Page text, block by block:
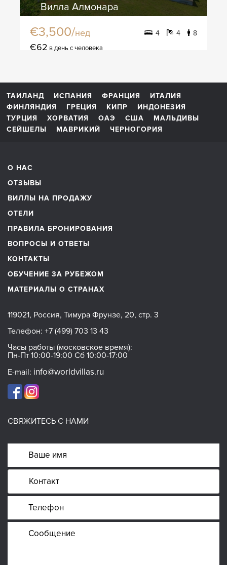
Вилла Алмонара
€3,500/нед 4 4 8
€62 в день с человека
ТАИЛАНД ИСПАНИЯ ФРАНЦИЯ
ИТАЛИЯ
ФИНЛЯНДИЯ
ГРЕЦИЯ КИПР
ИНДОНЕЗИЯ
ТУРЦИЯ
ХОРВАТИЯ ОАЭ США
МАЛЬДИВЫ
СЕЙШЕЛЫ
МАВРИКИЙ ЧЕРНОГОРИЯ
О НАС
ОТЗЫВЫ
ВИЛЛЫ НА ПРОДАЖУ
ОТЕЛИ
ПРАВИЛА БРОНИРОВАНИЯ
ВОПРОСЫ И ОТВЕТЫ
КОНТАКТЫ
ОБУЧЕНИЕ ЗА РУБЕЖОМ
МАТЕРИАЛЫ О СТРАНАХ
119021, Россия, Тимура Фрунзе, 20, стр. 3
Телефон: +7 (499) 703 13 43
Часы работы (московское время):
Пн-Пт 10:00-19:00 Сб 10:00-17:00
E-mail: info@worldvillas.ru
СВЯЖИТЕСЬ С НАМИ